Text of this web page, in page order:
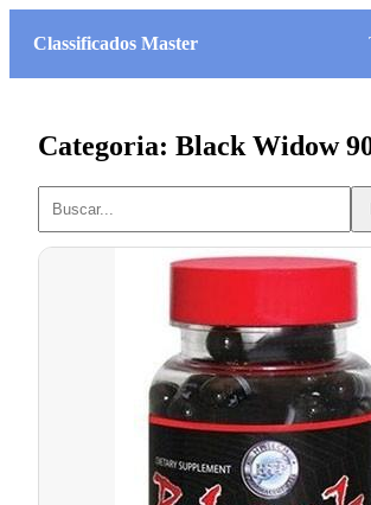
Classificados Master
Categoria: Black Widow